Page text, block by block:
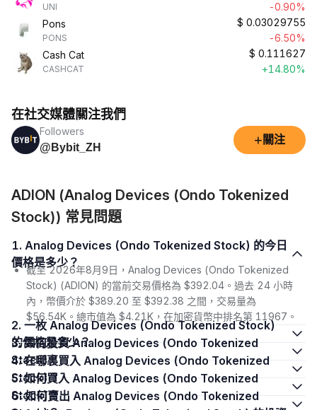
UNI
-0.90%
Pons
PONS
$ 0.03029755
-6.50%
Cash Cat
CASHCAT
$ 0.111627
+14.80%
在社交媒體關注我們
Followers
@Bybit_ZH
+ 關注
ADION (Analog Devices (Ondo Tokenized
Stock)) 常見問題
1. Analog Devices (Ondo Tokenized Stock) 的今日
價格是多少？
截至 2026年8月9日，Analog Devices (Ondo Tokenized
Stock) (ADION) 的當前交易價格為 $392.04。過去 24 小時
內，幣價介於 $389.20 至 $392.38 之間，交易量為
$56.54K。總市值為 $4.21K，在加密貨幣中排名第 11967。
2. 一枚 Analog Devices (Ondo Tokenized Stock)
的價格是多少？
3. 如何投資 Analog Devices (Ondo Tokenized
Stock)？
4. 在哪裏買入 Analog Devices (Ondo Tokenized
Stock)？
5. 如何買入 Analog Devices (Ondo Tokenized
Stock)？
6. 如何賣出 Analog Devices (Ondo Tokenized